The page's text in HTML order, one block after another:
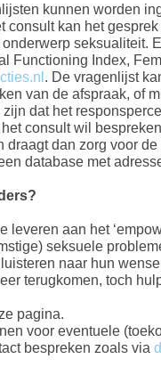
kunnen worden
consult kan het
seksualiteit.
Functioning Index,
. De vragenlijst
van de afspraak, of
dat het
consult wil
dan zorg voor
database met
aan het
seksuele
naar hun
terugkomen, toch
pagina.
voor eventuele
bespreken zoals via